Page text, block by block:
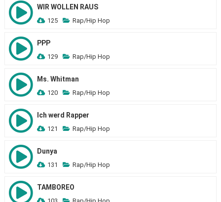
WIR WOLLEN RAUS
125 Rap/Hip Hop
PPP
129 Rap/Hip Hop
Ms. Whitman
120 Rap/Hip Hop
Ich werd Rapper
121 Rap/Hip Hop
Dunya
131 Rap/Hip Hop
TAMBOREO